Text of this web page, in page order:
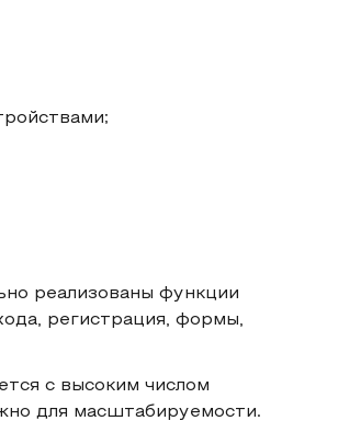
реализованы функции
регистрация, формы,
с высоким числом
для масштабируемости.